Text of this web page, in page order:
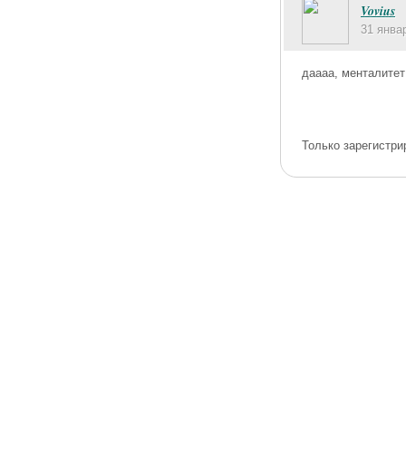
Vovius
31
даааа,
Только